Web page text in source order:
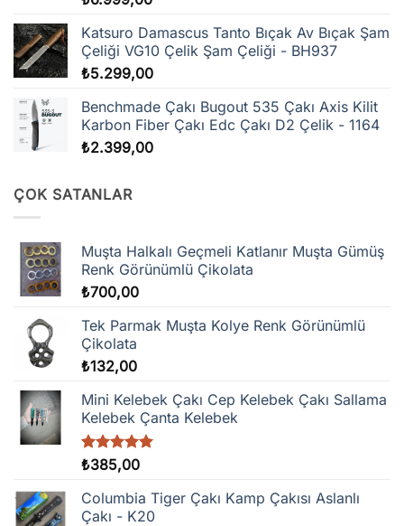
Katsuro Damascus Tanto Bıçak Av Bıçak Şam
Çeliği VG10 Çelik Şam Çeliği - BH937
₺5.299,00
Benchmade Çakı Bugout 535 Çakı Axis Kilit
Karbon Fiber Çakı Edc Çakı D2 Çelik - 1164
₺2.399,00
ÇOK SATANLAR
Muşta Halkalı Geçmeli Katlanır Muşta Gümüş
Renk Görünümlü Çikolata
₺700,00
Tek Parmak Muşta Kolye Renk Görünümlü
Çikolata
₺132,00
Mini Kelebek Çakı Cep Kelebek Çakı Sallama
Kelebek Çanta Kelebek
5 üzerinden
oy
aldı
₺385,00
Columbia Tiger Çakı Kamp Çakısı Aslanlı
Çakı - K20